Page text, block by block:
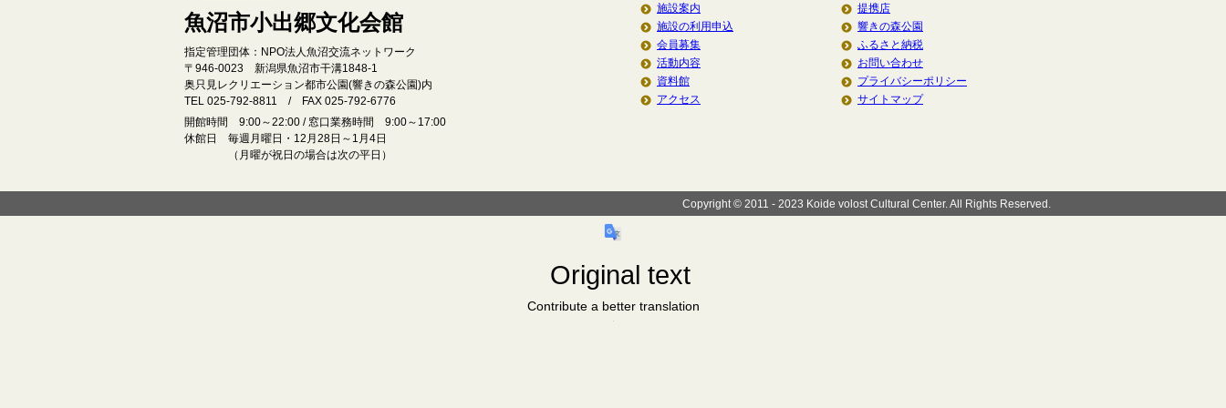
魚沼市小出郷文化会館
指定管理団体：NPO法人魚沼交流ネットワーク
〒946‐0023 新潟県魚沼市干溝1848‐1
奥只見レクリエーション都市公園(響きの森公園)内
TEL 025-792-8811 / FAX 025-792-6776
開館時間 9:00～22:00 / 窓口業務時間 9:00～17:00
休館日 毎週月曜日・12月28日～1月4日
（月曜が祝日の場合は次の平日）
施設案内
施設の利用申込
会員募集
活動内容
資料館
アクセス
提携店
響きの森公園
ふるさと納税
お問い合わせ
プライバシーポリシー
サイトマップ
Copyright © 2011 - 2023 Koide volost Cultural Center. All Rights Reserved.
Original text
Contribute a better translation